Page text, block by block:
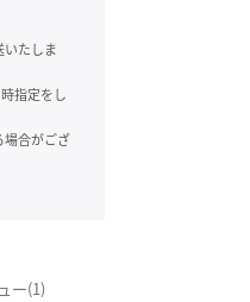
たしま
指定をし
場合がござ
ー(1)